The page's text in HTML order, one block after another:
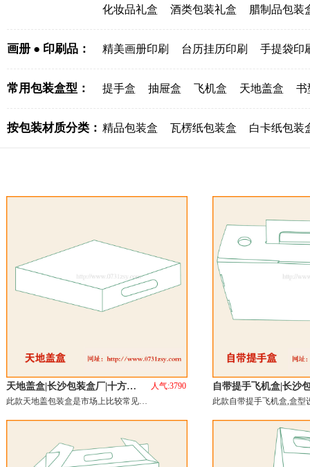
化妆品礼盒 酒类包装礼盒 腊制品包装
画册 ● 印刷品： 精美画册印刷 台历挂历印刷 手提袋印
常用包装盒型： 提手盒 抽屉盒 飞机盒 天地盖盒 书
按包装材质分类： 精品包装盒 瓦楞纸包装盒 白卡纸包装
天地盖盒|长沙包装盒厂|十方…
人气:3790
此款天地盖包装盒是市场上比较常见…
自带提手飞机盒|长沙
此款自带提手飞机盒,盒